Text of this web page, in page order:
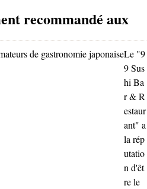
recommandé aux
Le "9
9 Sus
hi Ba
r & R
estaur
ant" a
la rép
utatio
n d'êt
re le